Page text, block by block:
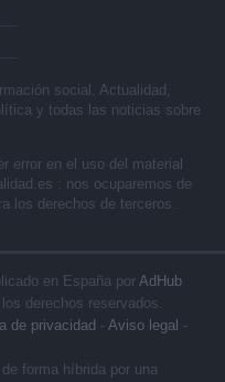
social. Actualidad,
y todas las noticias sobre
error en el uso del material
: nos ocuparemos de
los derechos de terceros.
en España por AdHub
derechos reservados.
de privacidad - Aviso legal -
forma híbrida por una